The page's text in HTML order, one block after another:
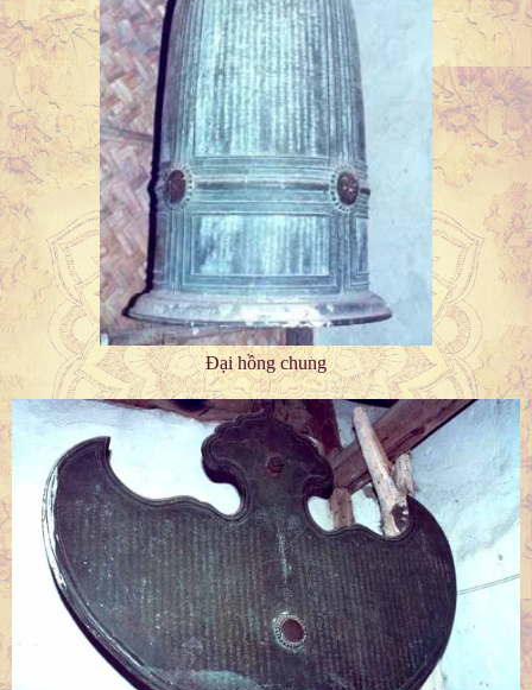
Đại hồng chung